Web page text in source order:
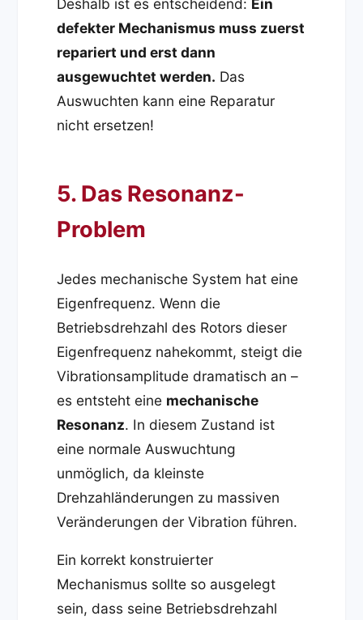
Deshalb ist es entscheidend: Ein
defekter Mechanismus muss zuerst
repariert und erst dann
ausgewuchtet werden. Das
Auswuchten kann eine Reparatur
nicht ersetzen!
5. Das Resonanz-
Problem
Jedes mechanische System hat eine
Eigenfrequenz. Wenn die
Betriebsdrehzahl des Rotors dieser
Eigenfrequenz nahekommt, steigt die
Vibrationsamplitude dramatisch an –
es entsteht eine mechanische
Resonanz. In diesem Zustand ist
eine normale Auswuchtung
unmöglich, da kleinste
Drehzahländerungen zu massiven
Veränderungen der Vibration führen.
Ein korrekt konstruierter
Mechanismus sollte so ausgelegt
sein, dass seine Betriebsdrehzahl